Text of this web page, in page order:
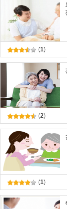
(1)
(2)
(1)